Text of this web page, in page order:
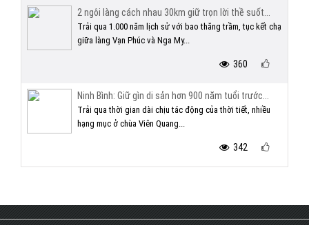
2 ngôi làng cách nhau 30km giữ trọn lời thề suốt...
Trải qua 1.000 năm lịch sử với bao thăng trầm, tục kết chạ
giữa làng Vạn Phúc và Nga My...
360
Ninh Bình: Giữ gìn di sản hơn 900 năm tuổi trước...
Trải qua thời gian dài chịu tác động của thời tiết, nhiều
hạng mục ở chùa Viên Quang...
342